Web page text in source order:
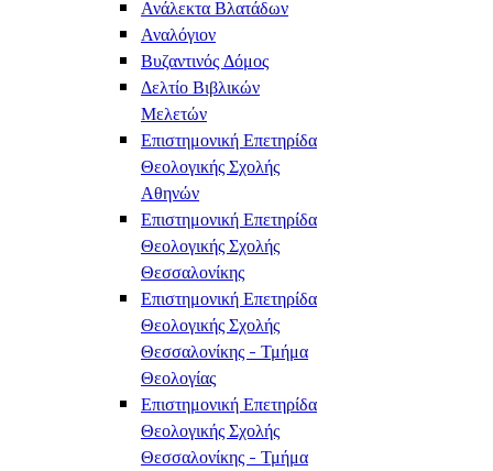
Ανάλεκτα Βλατάδων
Αναλόγιον
Βυζαντινός Δόμος
Δελτίο Βιβλικών
Μελετών
Επιστημονική Επετηρίδα
Θεολογικής Σχολής
Αθηνών
Επιστημονική Επετηρίδα
Θεολογικής Σχολής
Θεσσαλονίκης
Επιστημονική Επετηρίδα
Θεολογικής Σχολής
Θεσσαλονίκης - Τμήμα
Θεολογίας
Επιστημονική Επετηρίδα
Θεολογικής Σχολής
Θεσσαλονίκης - Τμήμα